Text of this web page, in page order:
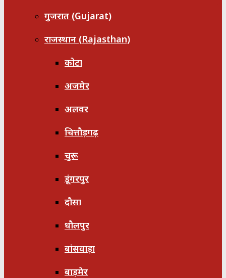
गुजरात (Gujarat)
राजस्थान (Rajasthan)
कोटा
अजमेर
अलवर
चित्तौड़गढ़
चुरू
डूंगरपुर
दौसा
धौलपुर
बांसवाड़ा
बाड़मेर